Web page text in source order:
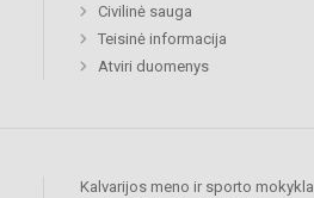
Civilinė sauga
Teisinė informacija
Atviri duomenys
Kalvarijos meno ir sporto mokykla